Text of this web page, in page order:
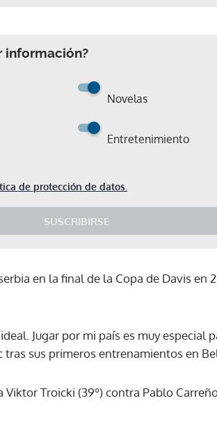
información?
Novelas
Entretenimiento
de protección de datos.
SUSCRIBIRSE
por suscribirte a nuestro boletín.
en la final de la Copa de Davis en
Jugar por mi país es muy especial
sus primeros entrenamientos en
Troicki (39º) contra Pablo